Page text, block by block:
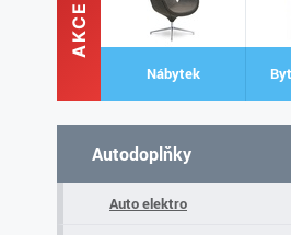
AKCE
Nábytek
Autodoplňky
Auto elektro